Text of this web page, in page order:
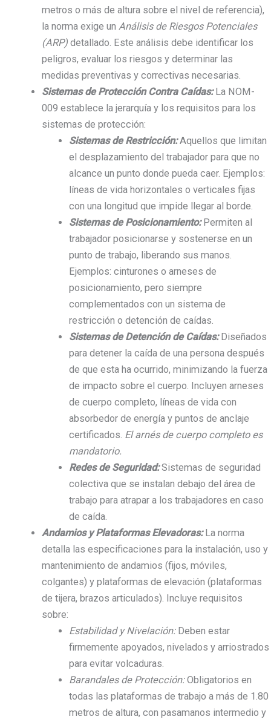
metros o más de altura sobre el nivel de referencia),
la norma exige unAnálisis de Riesgos Potenciales
(ARP) detallado. Este análisis debe identificar los
peligros, evaluar los riesgos y determinar las
medidas preventivas y correctivas necesarias.
Sistemas de Protección Contra Caídas:La NOM-
009 establece la jerarquía y los requisitos para los
sistemas de protección:
Sistemas de Restricción:Aquellos que limitan
el desplazamiento del trabajador para que no
alcance un punto donde pueda caer. Ejemplos:
líneas de vida horizontales o verticales fijas
con una longitud que impide llegar al borde.
Sistemas de Posicionamiento:Permiten al
trabajador posicionarse y sostenerse en un
punto de trabajo, liberando sus manos.
Ejemplos: cinturones o arneses de
posicionamiento, pero siempre
complementados con un sistema de
restricción o detención de caídas.
Sistemas de Detención de Caídas:Diseñados
para detener la caída de una persona después
de que esta ha ocurrido, minimizando la fuerza
de impacto sobre el cuerpo. Incluyen arneses
de cuerpo completo, líneas de vida con
absorbedor de energía y puntos de anclaje
certificados. El arnés de cuerpo completo es
mandatorio.
Redes de Seguridad:Sistemas de seguridad
colectiva que se instalan debajo del área de
trabajo para atrapar a los trabajadores en caso
de caída.
Andamios y Plataformas Elevadoras:La norma
detalla las especificaciones para la instalación, uso y
mantenimiento de andamios (fijos, móviles,
colgantes) y plataformas de elevación (plataformas
de tijera, brazos articulados). Incluye requisitos
sobre:
Estabilidad y Nivelación:Deben estar
firmemente apoyados, nivelados y arriostrados
para evitar volcaduras.
Barandales de Protección:Obligatorios en
todas las plataformas de trabajo a más de 1.80
metros de altura, con pasamanos intermedio y